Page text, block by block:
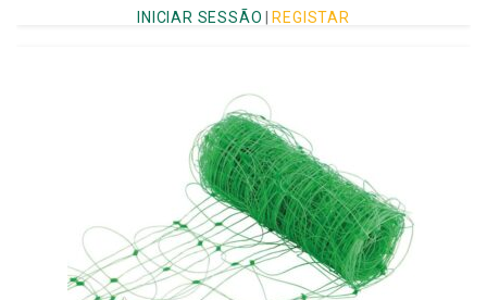
INICIAR SESSÃO REGISTAR